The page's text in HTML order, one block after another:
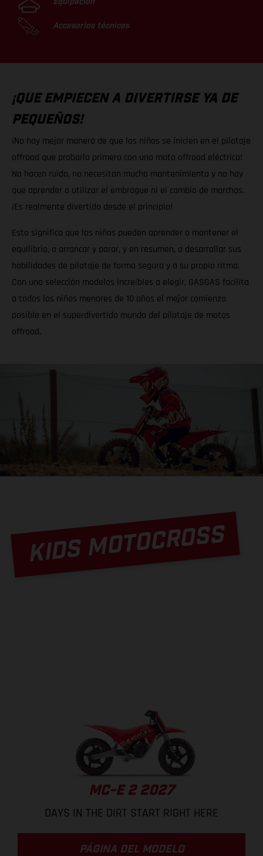
Accesorios técnicos
¡QUE EMPIECEN A DIVERTIRSE YA DE
PEQUEÑOS!
¡No hay mejor manera de que los niños se inicien en el pilotaje
offroad que probarlo primero con una moto offroad eléctrica!
No hacen ruido, no necesitan mucho mantenimiento y no hay
que aprender a utilizar el embrague ni el cambio de marchas.
¡Es realmente divertido desde el principio!
Esto significa que los niños pueden aprender a mantener el
equilibrio, a arrancar y parar, y en resumen, a desarrollar sus
habilidades de pilotaje de forma segura y a su propio ritmo.
Con una selección modelos increíbles a elegir, GASGAS facilita
a todos los niños menores de 10 años el mejor comienzo
posible en el superdivertido mundo del pilotaje de motos
offroad.
KIDS MOTOCROSS
MC-E 2 2027
DAYS IN THE DIRT START RIGHT HERE
PÁGINA DEL MODELO